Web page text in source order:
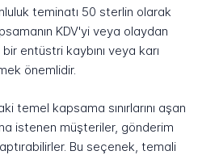
teminatı 50 sterlin olarak
KDV'yi veya olaydan
entüstri kaybını veya karı
önemlidir.
temel kapsama sınırlarını aşan
istenen müşteriler, gönderim
Bu seçenek, temali